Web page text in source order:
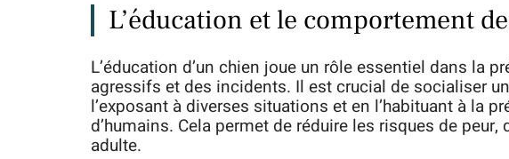
L’éducation et le comportement
L’éducation d’un chien joue un rôle essentiel dans la
agressifs et des incidents. Il est crucial de socialiser
l’exposant à diverses situations et en l’habituant à la
d’humains. Cela permet de réduire les risques de peur,
adulte.